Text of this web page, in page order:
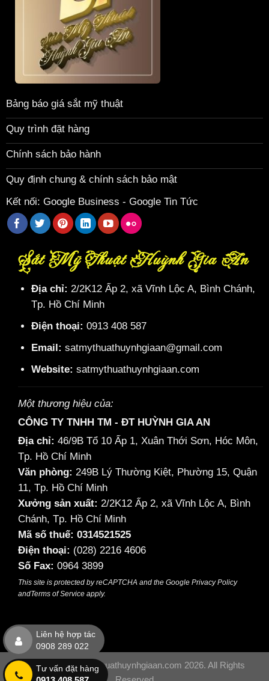
Bảng báo giá sắt mỹ thuật
Quy trình đặt hàng
Chính sách bảo hành
Quy định chung & chính sách bảo mật
Kết nối: Google Business - Google Tin Tức
Sắt Mỹ Thuật Huỳnh Gia An
Địa chỉ: 2/2K12 Ấp 2, xã Vĩnh Lộc A, Bình Chánh,
Tp. Hồ Chí Minh
Điện thoại: 0913 408 587
Email: satmythuathuynhgiaan@gmail.com
Website: satmythuathuynhgiaan.com
Một thương hiệu của:
CÔNG TY TNHH TM - ĐT HUỲNH GIA AN
Địa chỉ: 46/9B Tổ 10 Ấp 1, Xuân Thới Sơn, Hóc Môn,
Tp. Hồ Chí Minh
Văn phòng: 249B Lý Thường Kiệt, Phường 15, Quận
11, Tp. Hồ Chí Minh
Xưởng sản xuất: 2/2K12 Ấp 2, xã Vĩnh Lộc A, Bình
Chánh, Tp. Hồ Chí Minh
Mã số thuế: 0314521525
Điện thoại: (028) 2216 4606
Số Fax: 0964 3899
This site is protected by reCAPTCHA and the Google Privacy Policy
andTerms of Service apply.
Liên hệ hợp tác
0908 289 022
Tư vấn đặt hàng
Copyright © satmythuathuynhgiaan.com 2026. All Rights